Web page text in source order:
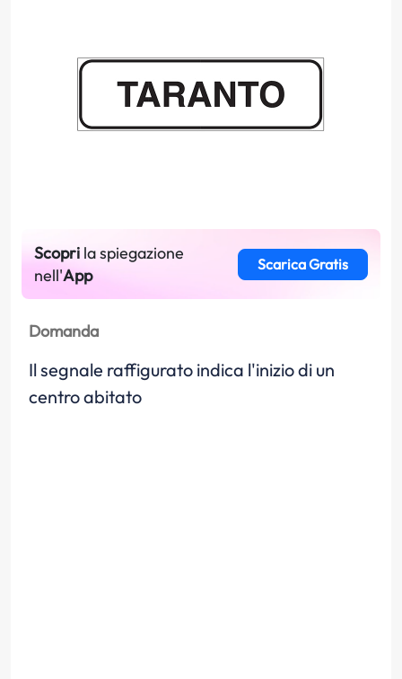
Scopri la spiegazione
nell'App
Scarica Gratis
Domanda
Il segnale raffigurato indica l'inizio di un
centro abitato